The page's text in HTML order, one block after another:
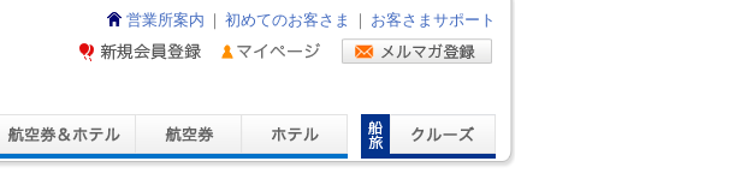
営業所案内 初めてのお客さま お客さまサポート